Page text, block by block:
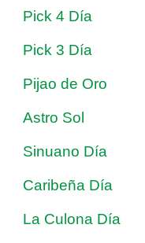
Pick 4 Día
Pick 3 Día
Pijao de Oro
Astro Sol
Sinuano Día
Caribeña Día
La Culona Día